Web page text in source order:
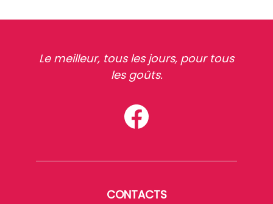
Le meilleur, tous les jours, pour tous
les goûts.
CONTACTS